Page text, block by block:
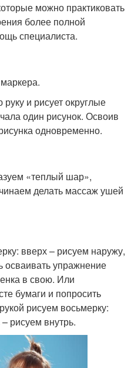
можно практиковать
более полной
специалиста.
и рисует округлые
один рисунок. Освоив
одновременно.
«теплый шар»,
делать массаж ушей
вверх – рисуем наружу,
осваивать упражнение
в свою. Или
бумаги и попросить
рисуем восьмерку:
рисуем внутрь.